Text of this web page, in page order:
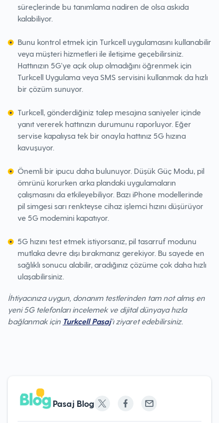
süreçlerinde bu tanımlama nadiren de olsa askıda
kalabiliyor.
Bunu kontrol etmek için Turkcell uygulamasını kullanabilir
veya müşteri hizmetleri ile iletişime geçebilirsiniz.
Hattınızın 5G'ye açık olup olmadığını öğrenmek için
Turkcell Uygulama veya SMS servisini kullanmak da hızlı
bir çözüm sunuyor.
Turkcell, gönderdiğiniz talep mesajına saniyeler içinde
yanıt vererek hattınızın durumunu raporluyor. Eğer
servise kapalıysa tek bir onayla hattınız 5G hızına
kavuşuyor.
Önemli bir ipucu daha bulunuyor. Düşük Güç Modu, pil
ömrünü korurken arka plandaki uygulamaların
çalışmasını da etkileyebiliyor. Bazı iPhone modellerinde
pil simgesi sarı renkteyse cihaz işlemci hızını düşürüyor
ve 5G modemini kapatıyor.
5G hızını test etmek istiyorsanız, pil tasarruf modunu
mutlaka devre dışı bırakmanız gerekiyor. Bu sayede en
sağlıklı sonucu alabilir, aradığınız çözüme çok daha hızlı
ulaşabilirsiniz.
İhtiyacınıza uygun, donanım testlerinden tam not almış en
yeni 5G telefonları incelemek ve dijital dünyaya hızla
bağlanmak için Turkcell Pasaj’ı ziyaret edebilirsiniz.
Pasaj Blog